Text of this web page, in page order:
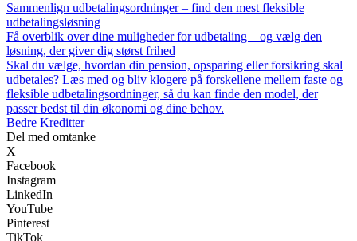
Sammenlign udbetalingsordninger – find den mest fleksible
udbetalingsløsning
Få overblik over dine muligheder for udbetaling – og vælg den
løsning, der giver dig størst frihed
Skal du vælge, hvordan din pension, opsparing eller forsikring skal
udbetales? Læs med og bliv klogere på forskellene mellem faste og
fleksible udbetalingsordninger, så du kan finde den model, der
passer bedst til din økonomi og dine behov.
Bedre Kreditter
Del med omtanke
X
Facebook
Instagram
LinkedIn
YouTube
Pinterest
TikTok